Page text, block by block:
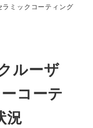
ミックコーティング
ルーザ
コーテ
況